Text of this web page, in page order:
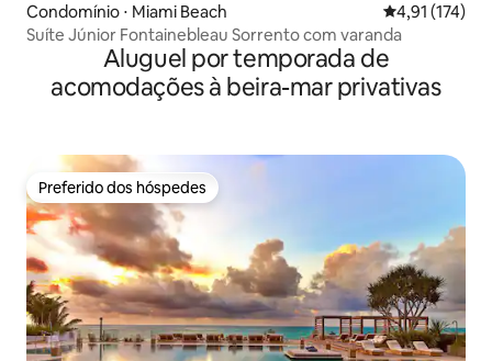
Condomínio ⋅ Miami Beach 4,91 de uma
4,91 (174)
Suíte Júnior Fontainebleau Sorrento com varanda
Aluguel por temporada de
acomodações à beira-mar privativas
Preferido dos hóspedes
Preferido dos hóspedes